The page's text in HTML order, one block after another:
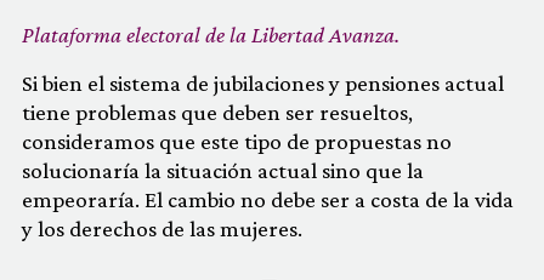
Plataforma electoral de la Libertad Avanza.
Si bien el sistema de jubilaciones y pensiones actual
tiene problemas que deben ser resueltos,
consideramos que este tipo de propuestas no
solucionaría la situación actual sino que la
empeoraría. El cambio no debe ser a costa de la vida
y los derechos de las mujeres.